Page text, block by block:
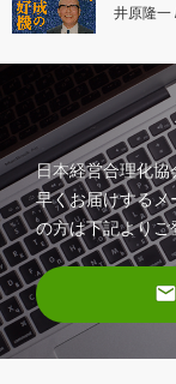
井原隆一
日本経営合理化協
早くお届けするメ
の方は下記よりご
email